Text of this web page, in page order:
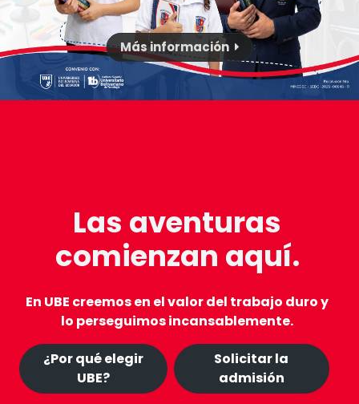
Las aventuras
comienzan aquí.
En UBE creemos en el valor del trabajo duro y
lo perseguimos incansablemente.
¿Por qué elegir
UBE?
Solicitar la
admisión
Términos y condiciones
Acepto todos
Selecciona una carrera
Más información